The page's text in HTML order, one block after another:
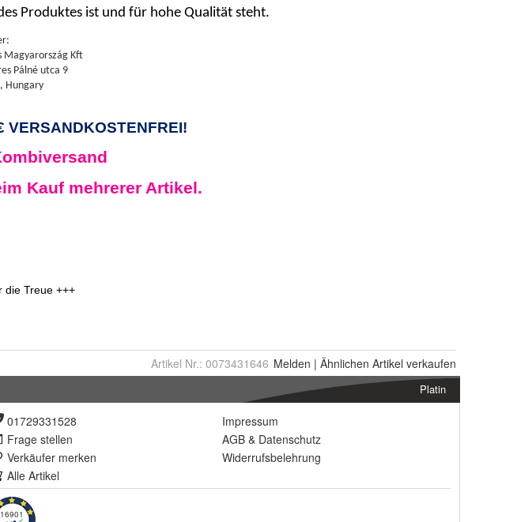
Artikel Nr.: 0073431646 Melden | Ähnlichen Artikel verkaufen
Platin
01729331528
Frage stellen
Verkäufer merken
Alle Artikel
Impressum
AGB & Datenschutz
Widerrufsbelehrung
16901